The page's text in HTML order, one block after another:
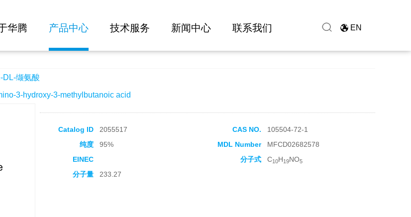
华腾 产品中心 技术服务 新闻中心 联系我们 EN
DL-缬氨酸
3-hydroxy-3-methylbutanoic acid
Catalog ID 2055517 CAS NO.
105504-72-1
纯度
95% MDL Number
MFCD02682578
EINEC
分子式 C10H19NO5
分子量 233.27